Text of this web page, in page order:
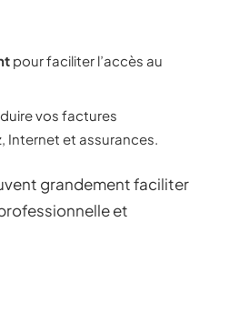
pour faciliter l’accès au
vos factures
Internet et assurances.
grandement faciliter
et